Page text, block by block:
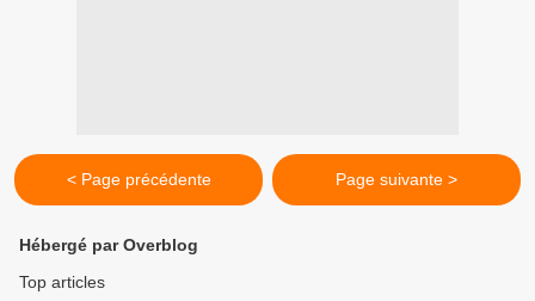
< Page précédente Page suivante >
Hébergé par Overblog
Top articles